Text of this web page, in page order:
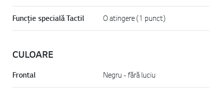
Funcție specială Tactil O atingere (1 punct)
CULOARE
Frontal Negru - fără luciu